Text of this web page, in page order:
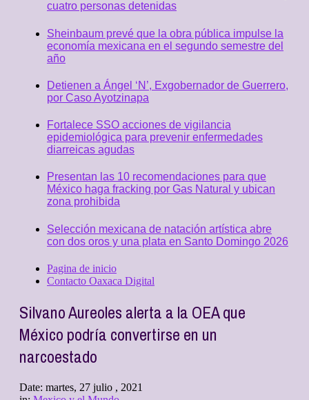
cuatro personas detenidas
Sheinbaum prevé que la obra pública impulse la
economía mexicana en el segundo semestre del
año
Detienen a Ángel ‘N’, Exgobernador de Guerrero,
por Caso Ayotzinapa
Fortalece SSO acciones de vigilancia
epidemiológica para prevenir enfermedades
diarreicas agudas
Presentan las 10 recomendaciones para que
México haga fracking por Gas Natural y ubican
zona prohibida
Selección mexicana de natación artística abre
con dos oros y una plata en Santo Domingo 2026
Pagina de inicio
Contacto Oaxaca Digital
Silvano Aureoles alerta a la OEA que
México podría convertirse en un
narcoestado
Date: martes, 27 julio , 2021